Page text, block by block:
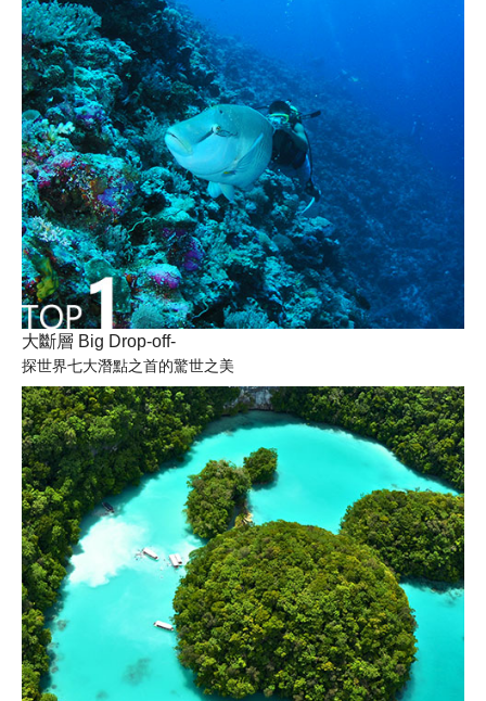
大斷層 Big Drop-off-
探世界七大潛點之首的驚世之美